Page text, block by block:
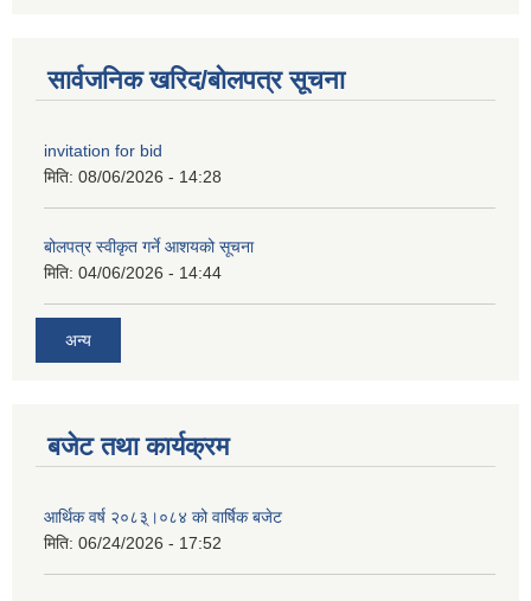
सार्वजनिक खरिद/बोलपत्र सूचना
invitation for bid
मिति: 08/06/2026 - 14:28
बोलपत्र स्वीकृत गर्ने आशयको सूचना
मिति: 04/06/2026 - 14:44
अन्य
बजेट तथा कार्यक्रम
आर्थिक वर्ष २०८३्।०८४ को वार्षिक बजेट
मिति: 06/24/2026 - 17:52